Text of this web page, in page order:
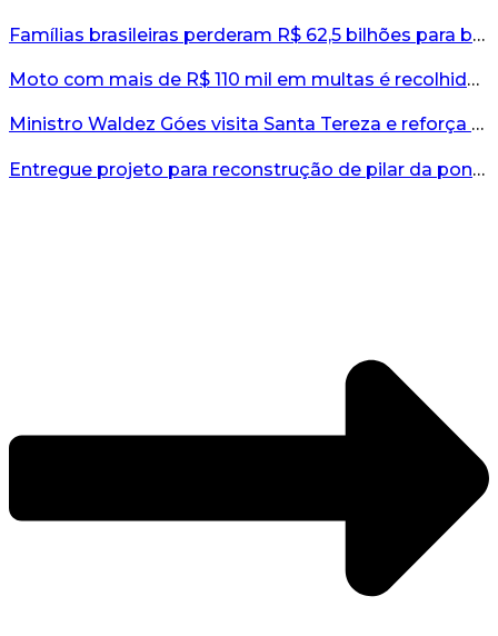
Famílias brasileiras perderam R$ 62,5 bilhões para bets em 2025, diz estudo...
Moto com mais de R$ 110 mil em multas é recolhida no interior do RS...
Ministro Waldez Góes visita Santa Tereza e reforça apoio federal à reconstrução do município...
Entregue projeto para reconstrução de pilar da ponte entre Encantado e Muçum...